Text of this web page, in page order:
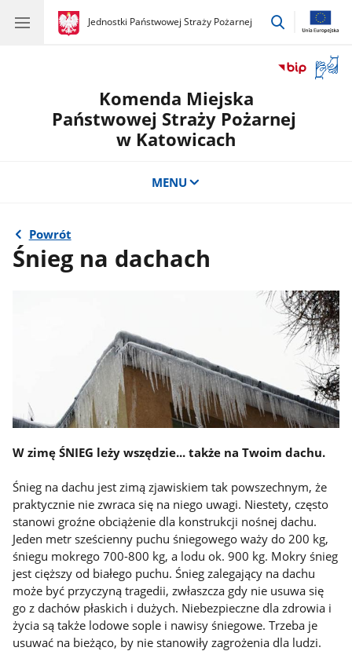
gov.pl
Jednostki Państwowej Straży Pożarnej
gov.pl
Jednostki
przejdź
okno
Komenda Miejska
Państwowej Straży Pożarnej
w Katowicach
MENU
Powrót
Śnieg na dachach
W zimę ŚNIEG leży wszędzie... także na Twoim dachu.
Śnieg na dachu jest zimą zjawiskiem tak powszechnym, że
praktycznie nie zwraca się na niego uwagi. Niestety, często
stanowi groźne obciążenie dla konstrukcji nośnej dachu.
Jeden metr sześcienny puchu śniegowego waży do 200 kg,
śniegu mokrego 700-800 kg, a lodu ok. 900 kg. Mokry śnieg
jest cięższy od białego puchu. Śnieg zalegający na dachu
może być przyczyną tragedii, zwłaszcza gdy nie usuwa się
go z dachów płaskich i dużych. Niebezpieczne dla zdrowia i
życia są także lodowe sople i nawisy śniegowe. Trzeba je
usuwać na bieżąco, by nie stanowiły zagrożenia dla ludzi.